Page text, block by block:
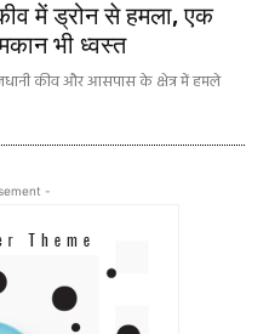
में ड्रोन से हमला, एक
भी ध्वस्त
कीव और आसपास के क्षेत्र में हमले
-